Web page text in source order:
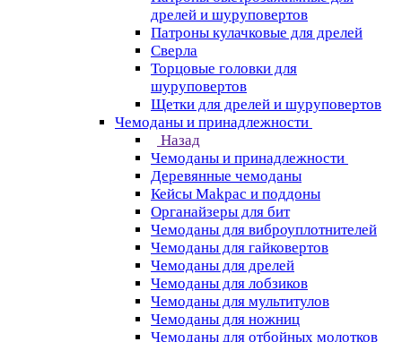
дрелей и шуруповертов
Патроны кулачковые для дрелей
Сверла
Торцовые головки для
шуруповертов
Щетки для дрелей и шуруповертов
Чемоданы и принадлежности
Назад
Чемоданы и принадлежности
Деревянные чемоданы
Кейсы Makpac и поддоны
Органайзеры для бит
Чемоданы для виброуплотнителей
Чемоданы для гайковертов
Чемоданы для дрелей
Чемоданы для лобзиков
Чемоданы для мультитулов
Чемоданы для ножниц
Чемоданы для отбойных молотков